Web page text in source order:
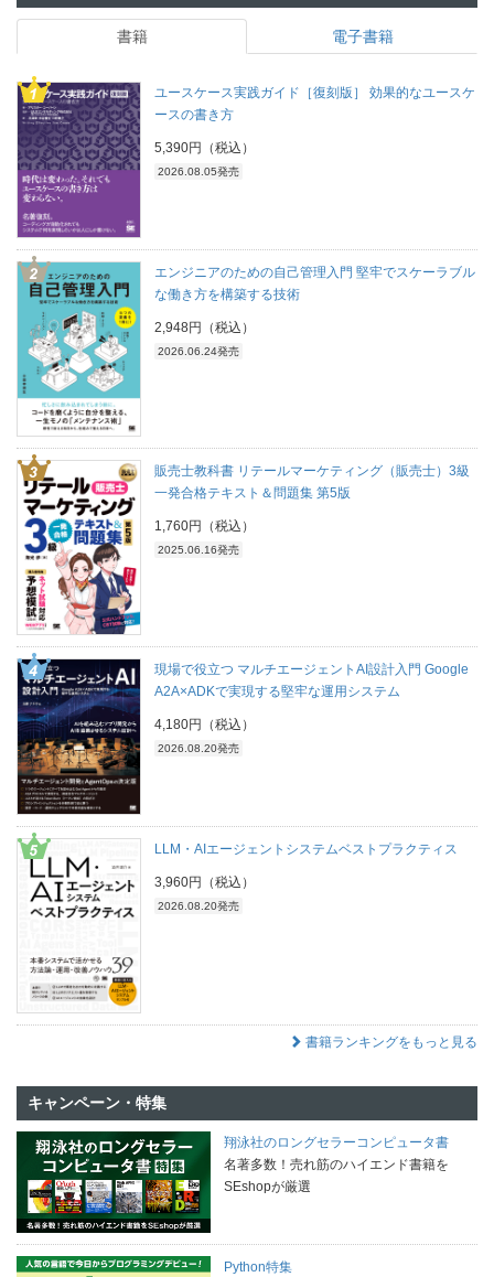
書籍 電子書籍
ユースケース実践ガイド［復刻版］ 効果的なユースケ
ースの書き方
5,390円（税込）
2026.08.05発売
エンジニアのための自己管理入門 堅牢でスケーラブル
な働き方を構築する技術
2,948円（税込）
2026.06.24発売
販売士教科書 リテールマーケティング（販売士）3級
一発合格テキスト＆問題集 第5版
1,760円（税込）
2025.06.16発売
現場で役立つ マルチエージェントAI設計入門 Google
A2A×ADKで実現する堅牢な運用システム
4,180円（税込）
2026.08.20発売
LLM・AIエージェントシステムベストプラクティス
3,960円（税込）
2026.08.20発売
書籍ランキングをもっと見る
キャンペーン・特集
翔泳社のロングセラーコンピュータ書
名著多数！売れ筋のハイエンド書籍を
SEshopが厳選
Python特集